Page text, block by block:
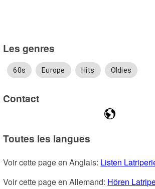
Les genres
60s Europe Hits Oldies
Contact
Toutes les langues
Voir cette page en Anglais: Listen
Voir cette page en Allemand: Hören